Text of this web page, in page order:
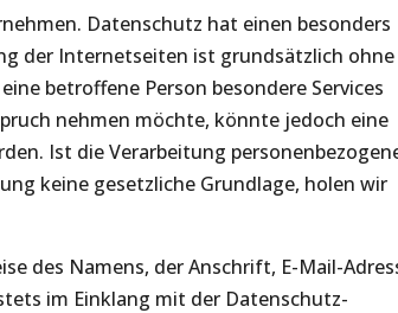
Datenschutz hat einen besonders
der Internetseiten ist grundsätzlich ohne
betroffene Person besondere Services
nehmen möchte, könnte jedoch eine
Ist die Verarbeitung
keine gesetzliche Grundlage, holen wir
des Namens, der Anschrift, E-Mail-
im Einklang mit der Datenschutz-